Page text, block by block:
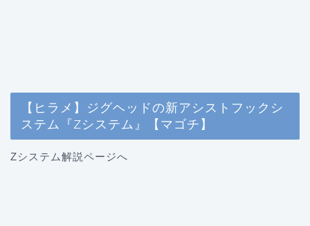
【ヒラメ】ジグヘッドの新アシストフックシ
ステム『Zシステム』【マゴチ】
Zシステム解説ページへ